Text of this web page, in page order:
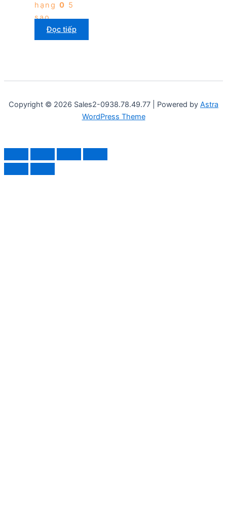
hạng 0 5
sao
Đọc tiếp
Copyright © 2026 Sales2-0938.78.49.77 | Powered by Astra
WordPress Theme